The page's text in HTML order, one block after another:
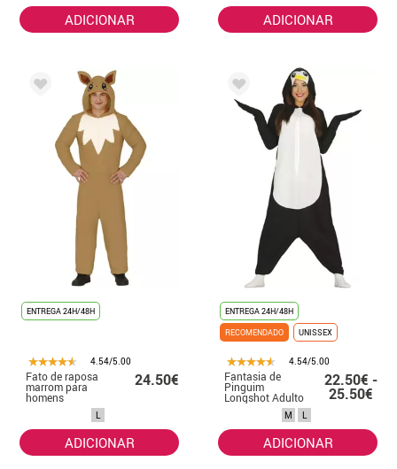
ADICIONAR ADICIONAR
ENTREGA 24H/48H
4.54/5.00
Fato de raposa
marrom para
homens
24.50€
L
ADICIONAR
ENTREGA 24H/48H
RECOMENDADO
UNISSEX
4.54/5.00
Fantasia de
Pinguim
Longshot Adulto
22.50€ -
25.50€
M L
ADICIONAR